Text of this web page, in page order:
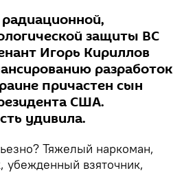
защиты ВС
Игорь Кириллов
разработок
причастен сын
США.
удивила.
Тяжелый наркоман,
убежденный взяточник,